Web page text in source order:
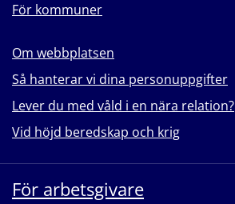
För kommuner
Om webbplatsen
Så hanterar vi dina personuppgifter
Lever du med våld i en nära relation?
Vid höjd beredskap och krig
För arbetsgivare